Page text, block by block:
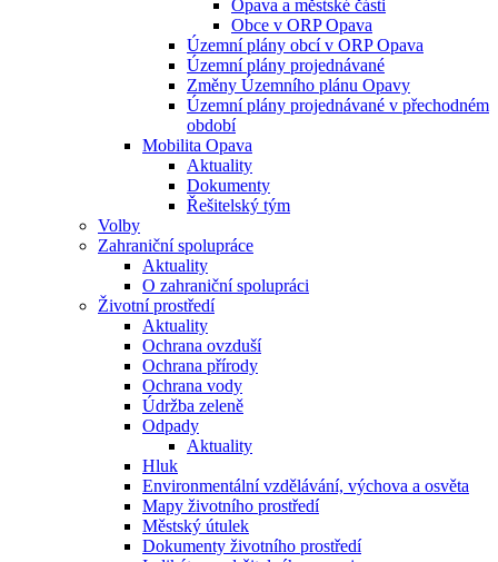
Opava a městské části
Obce v ORP Opava
Územní plány obcí v ORP Opava
Územní plány projednávané
Změny Územního plánu Opavy
Územní plány projednávané v přechodném
období
Mobilita Opava
Aktuality
Dokumenty
Řešitelský tým
Volby
Zahraniční spolupráce
Aktuality
O zahraniční spolupráci
Životní prostředí
Aktuality
Ochrana ovzduší
Ochrana přírody
Ochrana vody
Údržba zeleně
Odpady
Aktuality
Hluk
Environmentální vzdělávání, výchova a osvěta
Mapy životního prostředí
Městský útulek
Dokumenty životního prostředí